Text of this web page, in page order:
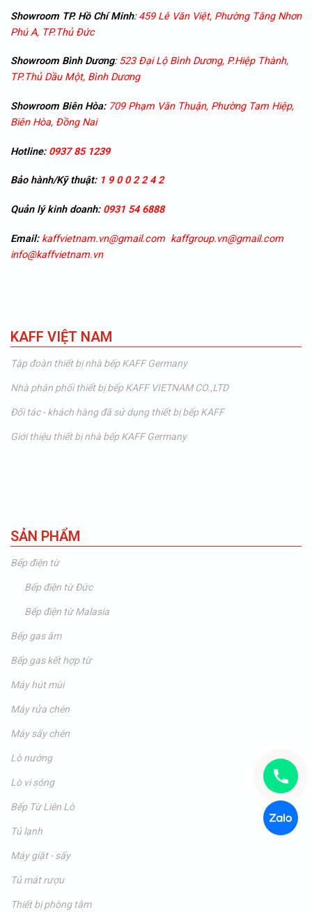
Showroom TP. Hồ Chí Minh:459 Lê Văn Việt, Phường Tăng Nhơn
Phú A, TP.Thủ Đức
Showroom Bình Dương:523 Đại Lộ Bình Dương, P.Hiệp Thành,
TP.Thủ Dầu Một, Bình Dương
Showroom Biên Hòa: 709 Phạm Văn Thuận, Phường Tam Hiệp,
Biên Hòa, Đồng Nai
Hotline:0937 85 1239
Bảo hành/Kỹ thuật: 1 9 0 0 2 2 4 2
Quản lý kinh doanh:0931 54 6888
Email: kaffvietnam.vn@gmail.com kaffgroup.vn@gmail.com
info@kaffvietnam.vn
KAFF VIỆT NAM
Tập đoàn thiết bị nhà bếp KAFF Germany
Nhà phân phối thiết bị bếp KAFF VIETNAM CO.,LTD
Đối tác - khách hàng đã sử dụng thiết bị bếp KAFF
Giới thiệu thiết bị nhà bếp KAFF Germany
SẢN PHẨM
Bếp điện từ
Bếp điện từ Đức
Bếp điện từ Malasia
Bếp gas âm
Bếp gas kết hợp từ
Máy hút mùi
Máy rửa chén
Máy sấy chén
Lò nướng
Lò vi sóng
Bếp Từ Liên Lò
Tủ lạnh
Máy giặt - sấy
Tủ mát rượu
Thiết bị phòng tắm